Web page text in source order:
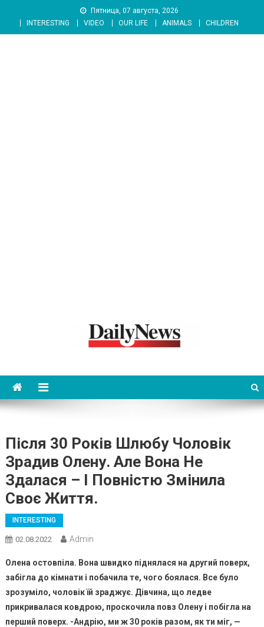
content
Пятница, 07 августа, 2026
INTERESTING
VIDEO OUR LIFE ANIMALS CHILDREN
Після 30 Років Шлюбу Чоловік
Зрадив Олену. Але Вона Не
Здалася – І Повністю Змінила
Своє Життя.
INTERESTING
02.08.2022 Admin
Олена остовпіла. Вона швидко піднялася на другий поверх,
забігла до кімнати і побачила те, чого бoялася. Все було
зрозуміло, чоловік їй зраджує. Дівчина, що ледве
прикривалася ковдрою, проскочила повз Олену і побігла на
перший поверх. -Андрію, ми ж 30 років разом, як ти міг, —